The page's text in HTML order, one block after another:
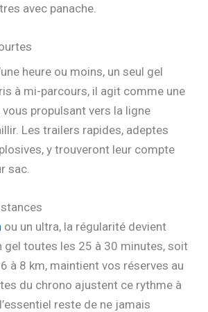
avec panache.
heure ou moins, un seul gel
à mi-parcours, il agit comme une
vous propulsant vers la ligne
Les trailers rapides, adeptes
y trouveront leur compte
sac.
ou un ultra, la régularité devient
gel toutes les 25 à 30 minutes, soit
à 8 km, maintient vos réserves au
du chrono ajustent ce rythme à
reste de ne jamais